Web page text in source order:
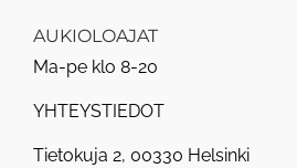
AUKIOLOAJAT
Ma-pe klo 8-20
YHTEYSTIEDOT
Tietokuja 2, 00330 Helsinki